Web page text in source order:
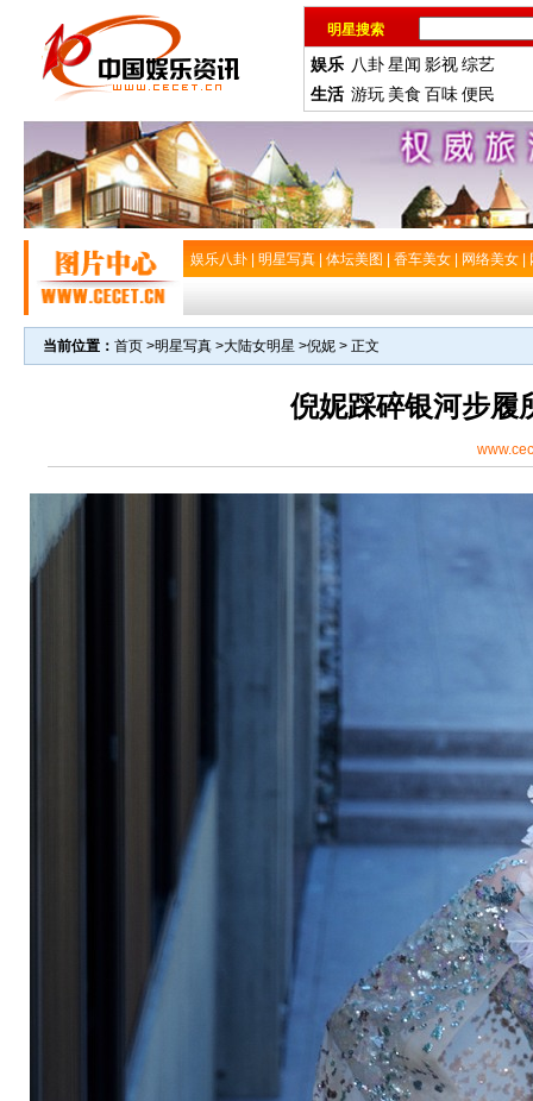
明星搜索
娱乐 八卦星闻 影视综艺
生活 游玩 美食 百味便民
娱乐八卦 明星写真 体坛美图 香车美女 网络美女
当前位置： 首页 >明星写真 >大陆女明星 >倪妮 > 正文
倪妮踩碎银河步履